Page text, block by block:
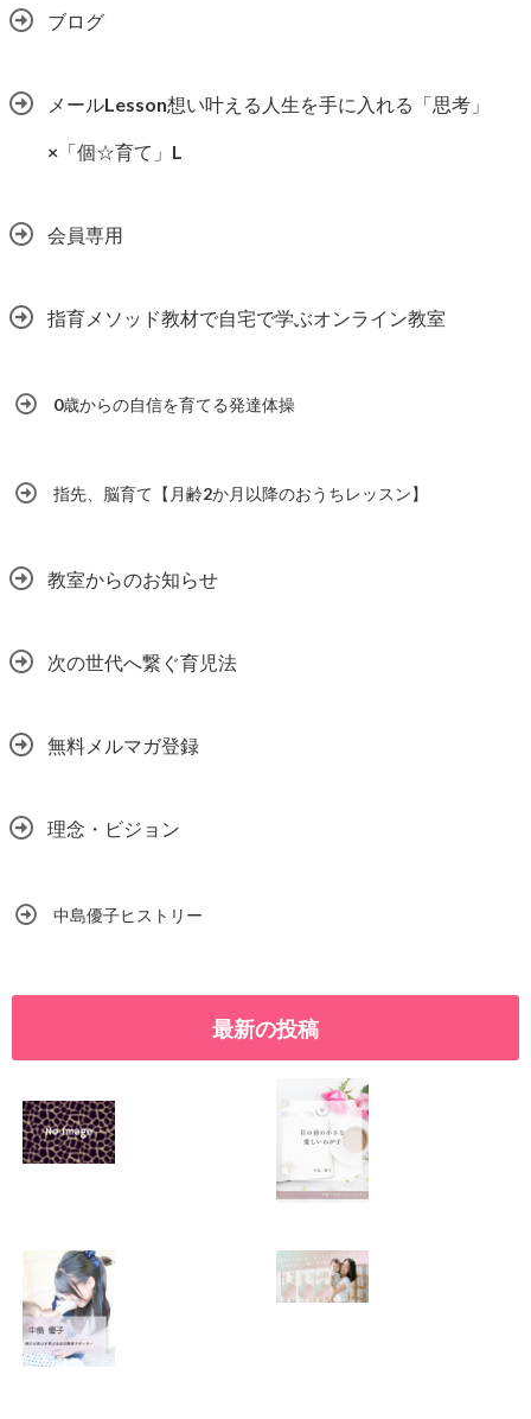
ブログ
メールLesson想い叶える人生を手に入れる「思考」
×「個☆育て」L
会員専用
指育メソッド教材で自宅で学ぶオンライン教室
0歳からの自信を育てる発達体操
指先、脳育て【月齢2か月以降のおうちレッスン】
教室からのお知らせ
次の世代へ繋ぐ育児法
無料メルマガ登録
理念・ビジョン
中島優子ヒストリー
最新の投稿
2026.01.11 2026.01.08